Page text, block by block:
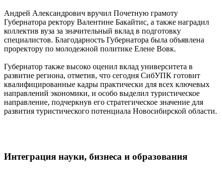
Андрей Александрович вручил Почетную грамоту
Губернатора ректору Валентине Бакайтис, а также наградил
коллектив вуза за значительный вклад в подготовку
специалистов. Благодарность Губернатора была объявлена
проректору по молодежной политике Елене Вовк.
Губернатор также высоко оценил вклад университета в
развитие региона, отметив, что сегодня СибУПК готовит
квалифицированные кадры практически для всех ключевых
направлений экономики, и особо выделил туристическое
направление, подчеркнув его стратегическое значение для
развития туристического потенциала Новосибирской области.
Интеграция науки, бизнеса и образования